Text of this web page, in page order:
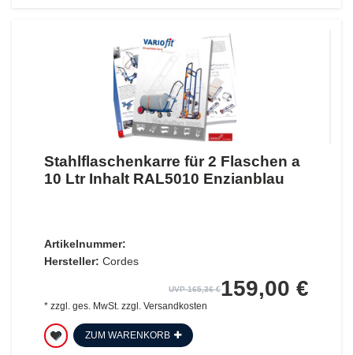
Stahlflaschenkarre für 2 Flaschen a
10 Ltr Inhalt RAL5010 Enzianblau
Artikelnummer:
Hersteller: Cordes
UVP 165,36 €159,00 €
* zzgl. ges. MwSt.zzgl. Versandkosten
ZUM WARENKORB